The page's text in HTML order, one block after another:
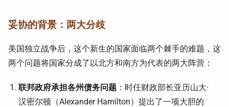
妥协的背景：两大分歧
美国独立战争后，这个新生的国家面临两个棘手的难题，这
两个问题将国家分成了以北方和南方为代表的两大阵营：
联邦政府承担各州债务问题 ：时任财政部长亚历山大·
汉密尔顿（Alexander Hamilton）提出了一项大胆的